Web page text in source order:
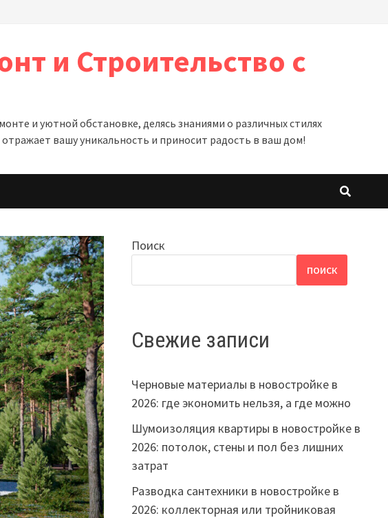
и Строительство с
и уютной обстановке, делясь знаниями о различных стилях
вашу уникальность и приносит радость в ваш дом!
Поиск
ПОИСК
Свежие записи
Черновые материалы в новостройке в
2026: где экономить нельзя, а где можно
Шумоизоляция квартиры в новостройке в
2026: потолок, стены и пол без лишних
затрат
Разводка сантехники в новостройке в
2026: коллекторная или тройниковая